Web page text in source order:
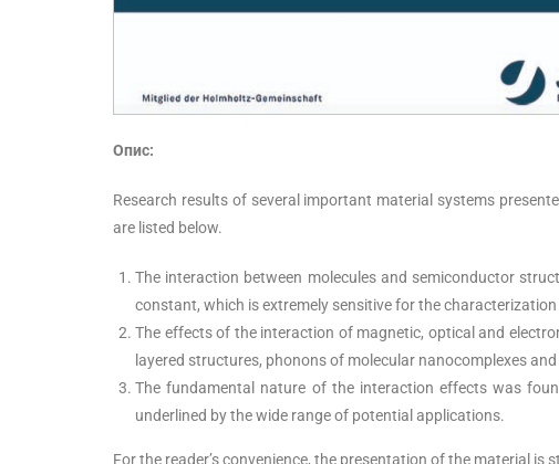
Опис:
Research results of several important material systems
are listed below.
The interaction between molecules and semiconductor
constant, which is extremely sensitive for the
The effects of the interaction of magnetic, optical and
layered structures, phonons of molecular nanocomplexes
The fundamental nature of the interaction effects was
underlined by the wide range of potential applications.
For the reader’s convenience, the presentation of the material